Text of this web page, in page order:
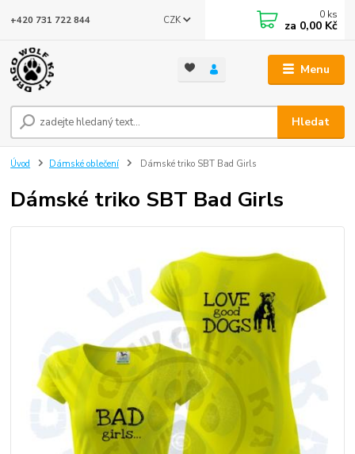
Menu
CZK
Hledat
+420 731 722 844 0 ks
za 0,00 Kč
Úvod Dámské oblečení Dámské triko SBT Bad Girls
Dámské triko SBT Bad Girls